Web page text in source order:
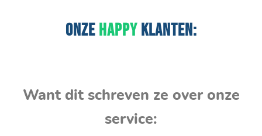
ONZEHAPPYKLANTEN:
Want dit schreven ze over onze
service: